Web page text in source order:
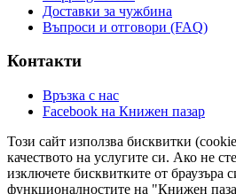
Доставки за чужбина
Въпроси и отговори (FAQ)
Контакти
Връзка с нас
Facebook на Книжен пазар
Този сайт използва бисквитки
качеството на услугите си. Ако не
изключете бисквитките от браузъра
функционалностите на "Книжен